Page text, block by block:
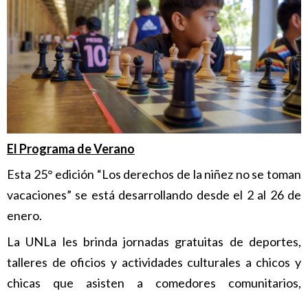
El Programa de Verano
Esta 25° edición “Los derechos de la niñez no se toman
vacaciones” se está desarrollando desde el 2 al 26 de
enero.
La UNLa les brinda jornadas gratuitas de deportes,
talleres de oficios y actividades culturales a chicos y
chicas que asisten a comedores comunitarios,